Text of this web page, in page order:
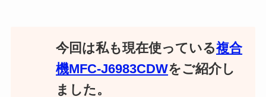
今回は私も現在使っている複合
機MFC-J6983CDWをご紹介し
ました。